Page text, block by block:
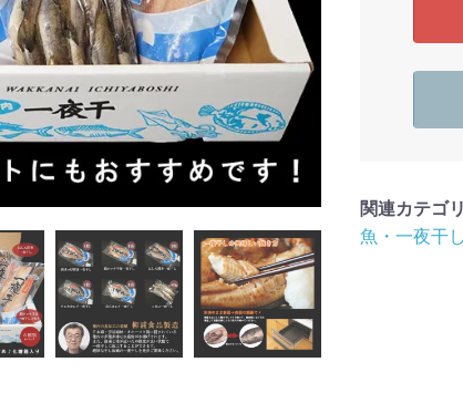
関連カテゴリ
魚・一夜干し